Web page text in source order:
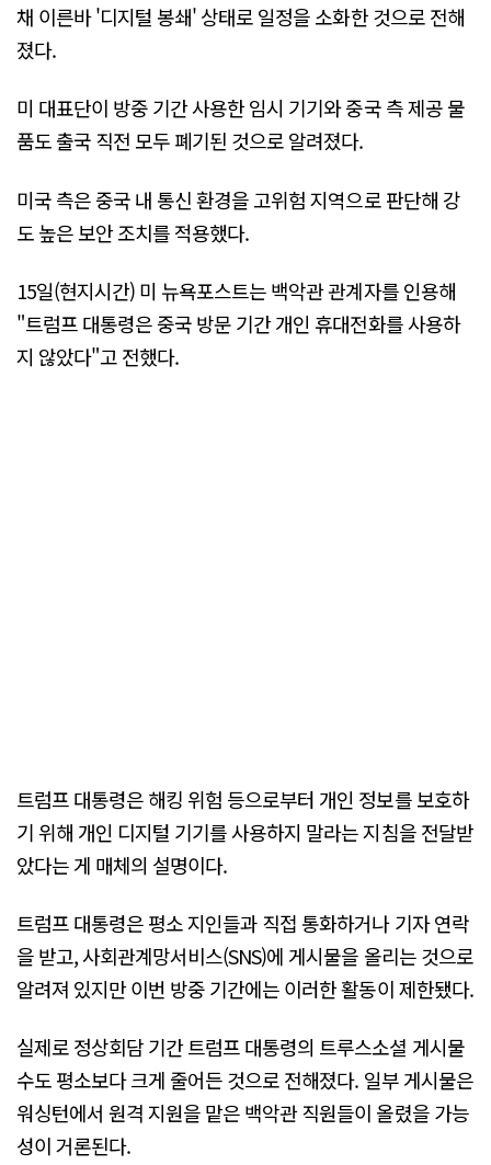
채 이른바 '디지털 봉쇄' 상태로 일정을 소화한 것으로 전해
졌다.
미 대표단이 방중 기간 사용한 임시 기기와 중국 측 제공 물
품도 출국 직전 모두 폐기된 것으로 알려졌다.
미국 측은 중국 내 통신 환경을 고위험 지역으로 판단해 강
도 높은 보안 조치를 적용했다.
15일(현지시간) 미 뉴욕포스트는 백악관 관계자를 인용해
"트럼프 대통령은 중국 방문 기간 개인 휴대전화를 사용하
지 않았다"고 전했다.
트럼프 대통령은 해킹 위험 등으로부터 개인 정보를 보호하
기 위해 개인 디지털 기기를 사용하지 말라는 지침을 전달받
았다는 게 매체의 설명이다.
트럼프 대통령은 평소 지인들과 직접 통화하거나 기자 연락
을 받고, 사회관계망서비스(SNS)에 게시물을 올리는 것으로
알려져 있지만 이번 방중 기간에는 이러한 활동이 제한됐다.
실제로 정상회담 기간 트럼프 대통령의 트루스소셜 게시물
수도 평소보다 크게 줄어든 것으로 전해졌다. 일부 게시물은
워싱턴에서 원격 지원을 맡은 백악관 직원들이 올렸을 가능
성이 거론된다.